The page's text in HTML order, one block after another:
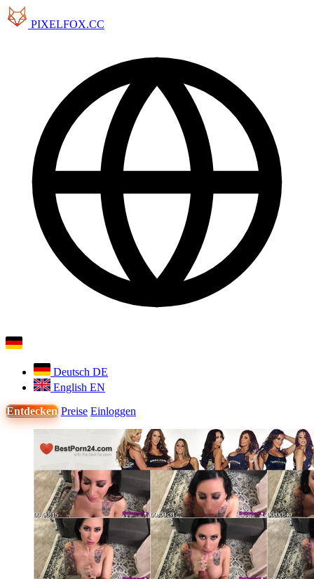
PIXELFOX.CC
Deutsch DE
English EN
Entdecken Preise Einloggen